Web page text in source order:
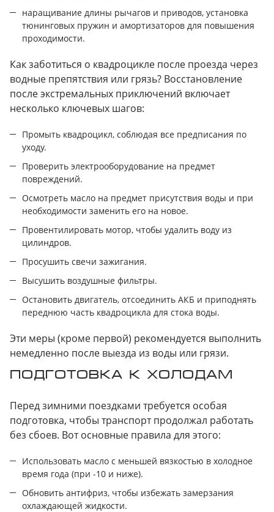
наращивание длины рычагов и приводов, установка
тюнинговых пружин и амортизаторов для повышения
проходимости.
Как заботиться о квадроцикле после проезда через
водные препятствия или грязь? Восстановление
после экстремальных приключений включает
несколько ключевых шагов:
Промыть квадроцикл, соблюдая все предписания по
уходу.
Проверить электрооборудование на предмет
повреждений.
Осмотреть масло на предмет присутствия воды и при
необходимости заменить его на новое.
Провентилировать мотор, чтобы удалить воду из
цилиндров.
Просушить свечи зажигания.
Высушить воздушные фильтры.
Остановить двигатель, отсоединить АКБ и приподнять
переднюю часть квадроцикла для стока воды.
Эти меры (кроме первой) рекомендуется выполнить
немедленно после выезда из воды или грязи.
ПОДГОТОВКА К ХОЛОДАМ
Перед зимними поездками требуется особая
подготовка, чтобы транспорт продолжал работать
без сбоев. Вот основные правила для этого:
Использовать масло с меньшей вязкостью в холодное
время года (при -10 и ниже).
Обновить антифриз, чтобы избежать замерзания
охлаждающей жидкости.